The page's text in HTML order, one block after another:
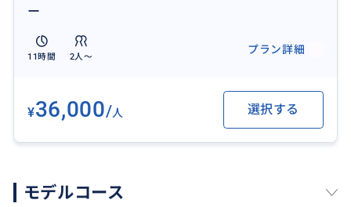
台湾のウユニ塩湖とも呼ばれる高美湿地。その景色
は、まさに絶景。
台中市内から自力でたどり着くのはなかなか難しい場
※潮汐の問題により、湿原内を歩くことができない場
合があります。
おすすめ
ー
11時間 2人〜
プラン詳細
¥36,000/人 選択する
モデルコース